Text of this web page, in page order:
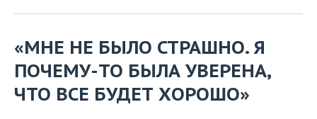
«МНЕ НЕ БЫЛО СТРАШНО. Я
ПОЧЕМУ-ТО БЫЛА УВЕРЕНА,
ЧТО ВСЕ БУДЕТ ХОРОШО»